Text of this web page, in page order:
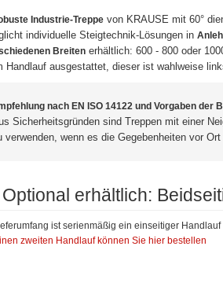
Industrie-Treppevon KRAUSE mit 60°
individuelle Steigtechnik-Lösungen in
Breitenerhältlich: 600 - 800 oder
Handlauf ausgestattet, dieser ist wahlweise
nach EN ISO 14122 und Vorgaben der
Sicherheitsgründen sind Treppen mit einer
verwenden, wenn es die Gegebenheiten vor
Optional erhältlich:
ist serienmäßig ein einseitiger Handlauf
zweiten Handlauf können Sie hier bestellen